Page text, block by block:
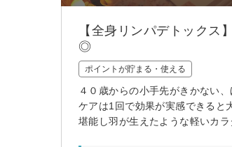
【全身リンパデトックス
◎
ポイントが貯まる・使える
４０歳からの小手先がきかない
ケアは1回で効果が実感できると
堪能し羽が生えたような軽いカ